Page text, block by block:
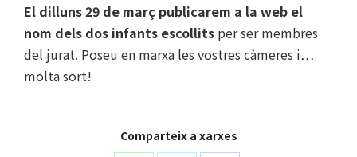
El dilluns 29 de març publicarem a la web el
nom dels dos infants escollits per ser membres
del jurat. Poseu en marxa les vostres càmeres i…
molta sort!
Comparteix a xarxes